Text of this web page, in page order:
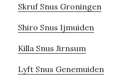
Skruf Snus Groningen
Shiro Snus Ijmuiden
Killa Snus Jirnsum
Lyft Snus Genemuiden